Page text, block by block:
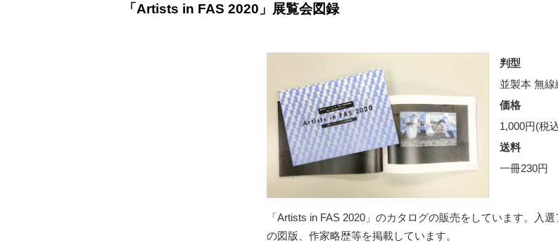
「Artists in FAS 2020」展覧会図録
判型
並製本 無
価格
1,000円(税
送料
一冊230円
「Artists in FAS 2020」のカタログの販売をしています。入
の図版、作家略歴等を掲載しています。